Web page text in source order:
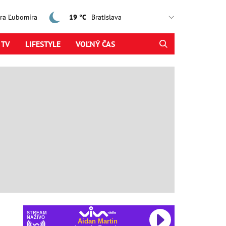
Ľubomíra 19 °C
LIFESTYLE VOĽNÝ ČAS
STREAM
NAŽIVO
Aidan Martin